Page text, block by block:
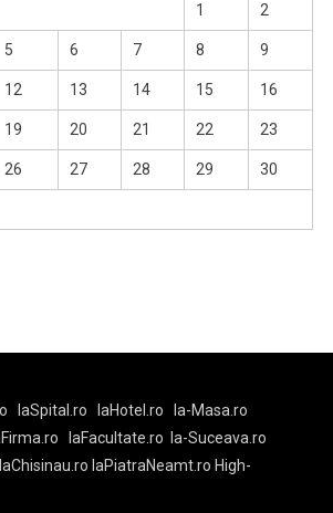
1 2
5 6 7 8 9
12 13 14 15 16
19 20 21 22 23
26 27 28 29 30
laSpital.ro laHotel.ro
la-Masa.ro
laFacultate.ro
la-Suceava.ro
laChisinau.ro laPiatraNeamt.ro High-